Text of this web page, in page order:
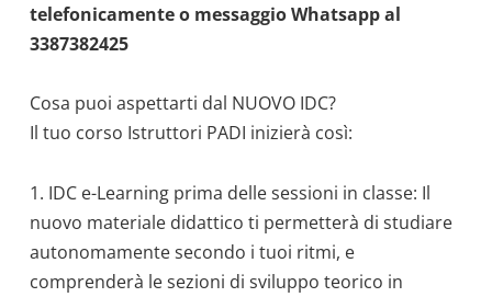
telefonicamente o messaggio Whatsapp al
3387382425
Cosa puoi aspettarti dal NUOVO IDC?
Il tuo corso Istruttori PADI inizierà così:
1. IDC e-Learning prima delle sessioni in classe: Il
nuovo materiale didattico ti permetterà di studiare
autonomamente secondo i tuoi ritmi, e
comprenderà le sezioni di sviluppo teorico in